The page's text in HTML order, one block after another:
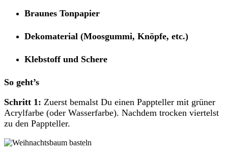
Braunes Tonpapier
Dekomaterial (Moosgummi, Knöpfe, etc.)
Klebstoff und Schere
So geht’s
Schritt 1: Zuerst bemalst Du einen Pappteller mit grüner
Acrylfarbe (oder Wasserfarbe). Nachdem trocken viertelst
zu den Pappteller.